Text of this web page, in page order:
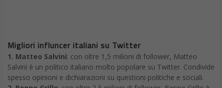
Migliori influncer italiani su Twitter
1. Matteo Salvini: con oltre 1,5 milioni di follower, Matteo
Salvini è un politico italiano molto popolare su Twitter. Condivide
spesso opinioni e dichiarazioni su questioni politiche e sociali.